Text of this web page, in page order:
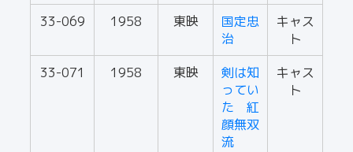
33-069 1958 東映
国定忠
治
キャス
ト
33-071
1958 東映
剣は知
ってい
た 紅
顔無双
流
キャス
ト